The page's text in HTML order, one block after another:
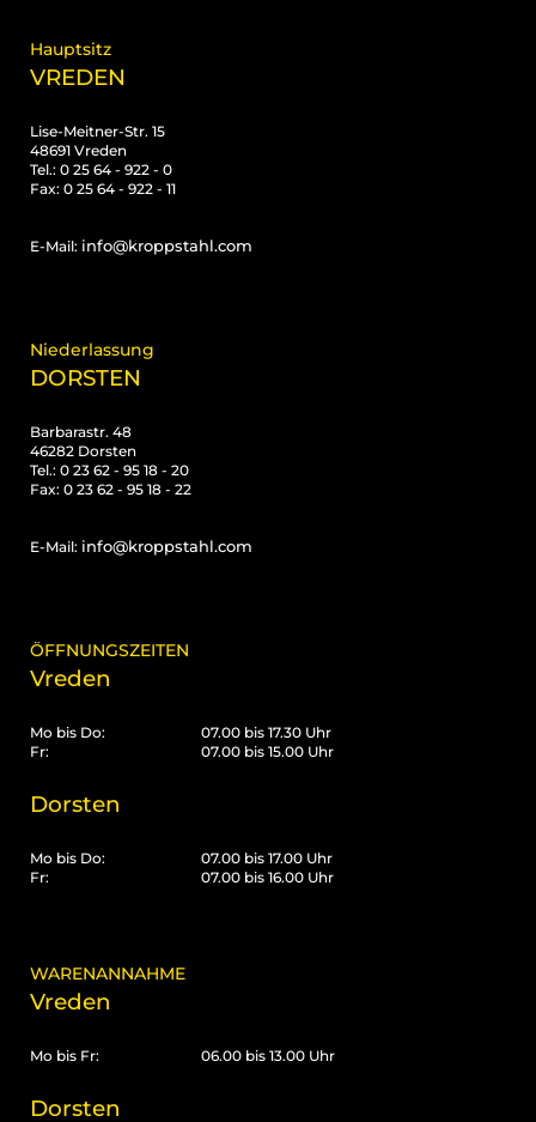
Hauptsitz
VREDEN
Lise-Meitner-Str. 15
48691 Vreden
Tel.: 0 25 64 - 922 - 0
Fax: 0 25 64 - 922 - 11
E-Mail: info@kroppstahl.com
Niederlassung
DORSTEN
Barbarastr. 48
46282 Dorsten
Tel.: 0 23 62 - 95 18 - 20
Fax: 0 23 62 - 95 18 - 22
E-Mail: info@kroppstahl.com
ÖFFNUNGSZEITEN
Vreden
Mo bis Do:
Fr:
07.00 bis 17.30 Uhr
07.00 bis 15.00 Uhr
Dorsten
Mo bis Do:
Fr:
07.00 bis 17.00 Uhr
07.00 bis 16.00 Uhr
WARENANNAHME
Vreden
Mo bis Fr: 06.00 bis 13.00 Uhr
Dorsten